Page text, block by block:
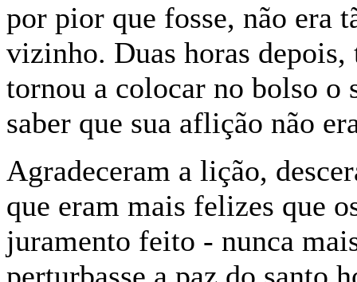
por pior que fosse, não era
vizinho. Duas horas depois,
tornou a colocar no bolso o
saber que sua aflição não
Agradeceram a lição,
que eram mais felizes que
juramento feito - nunca